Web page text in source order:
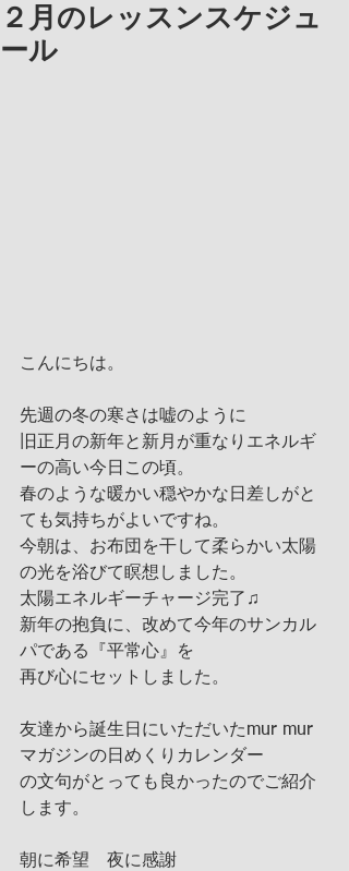
２月のレッスンスケジュ
ール
こんにちは。
先週の冬の寒さは嘘のように
旧正月の新年と新月が重なりエネルギ
ーの高い今日この頃。
春のような暖かい穏やかな日差しがと
ても気持ちがよいですね。
今朝は、お布団を干して柔らかい太陽
の光を浴びて瞑想しました。
太陽エネルギーチャージ完了♫
新年の抱負に、改めて今年のサンカル
パである『平常心』を
再び心にセットしました。
友達から誕生日にいただいたmur mur
マガジンの日めくりカレンダー
の文句がとっても良かったのでご紹介
します。
朝に希望　夜に感謝